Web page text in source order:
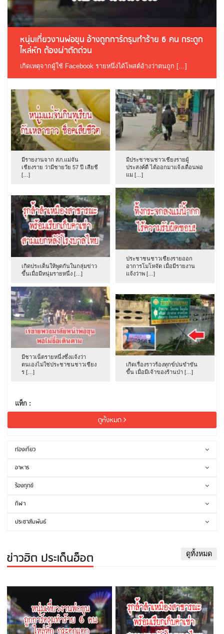
หนุ่มเที่ยวงานพ่อขุน อ้างถูกการ์ดรุมทำร้าย 6 คน กระดูก
ไหล่หัก ต้องผ่าตัดด่วน
เกิดเหตุจากผู้ใช้ Facebook รายหนึ่งได้โพสต์อ้างว่าตนถูก […]
มีรายงานจาก สภ.แม่จัน
เชียงราย ว่ามีชายวัย 57 ปี เสียชี
[…]
มีประชาชนชาวเชียงรายผู้
ประสงค์ดี ได้ออกมาแจ้งเตือนพ่อ
แม […]
เกิดประเด็นให้พูดกันในกลุ่มข่าว
ขึ้นเมื่อมีหนุ่มรายหนึ่ง […]
ประชาชนชาวเชียงรายออก
อาการโมโหจัด เมื่อมีรายงาน
แจ้งว่าพ […]
มีชาวเน็ตรายหนึ่งซึ่งแจ้งว่า
ตนเองไม่ใช่ประชาชนชาวเชียง
ร […]
เกิดเรื่องราวร้องทุกข์ปนขำขัน
ขึ้น เมื่อมีเจ้าของร้านป่า […]
แท็ก :
ดูทั้งหมด
ท่องเที่ยว
อาหาร
ร้องทุกข์
กีฬา
ประชาสัมพันธ์
ข่าวฮิต ประเด็นฮ็อต ดูทั้งหมด